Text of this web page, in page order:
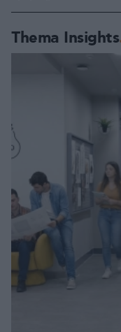
Thema Insights